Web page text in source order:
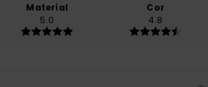
Material
5.0
Cor
4.8